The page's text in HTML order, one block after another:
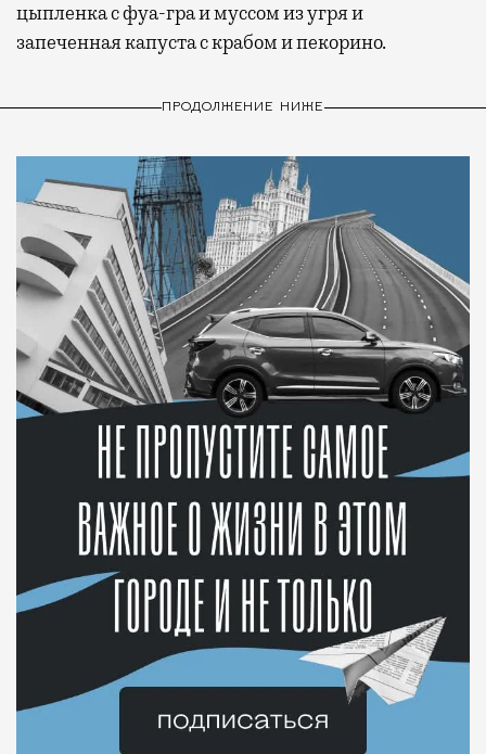
цыпленка с фуа-гра и муссом из угря и
запеченная капуста с крабом и пекорино.
ПРОДОЛЖЕНИЕ НИЖЕ